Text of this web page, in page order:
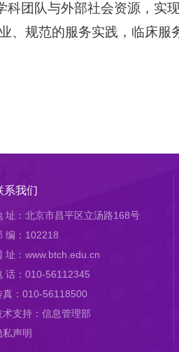
团队与外部社会资源，实
、规范的服务实践，临床服
系我们
址：北京市昌平区立汤路168号
编：102218
址：www.btch.edu.cn
话：010-56112345
真：010-56118500
术支持：信息管理部
私声明